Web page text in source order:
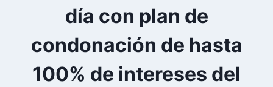
día con plan de
condonación de hasta
100% de intereses del